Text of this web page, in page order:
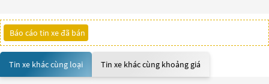
Báo cáo tin xe đã bán
Tin xe khác cùng loại Tin xe khác cùng khoảng giá